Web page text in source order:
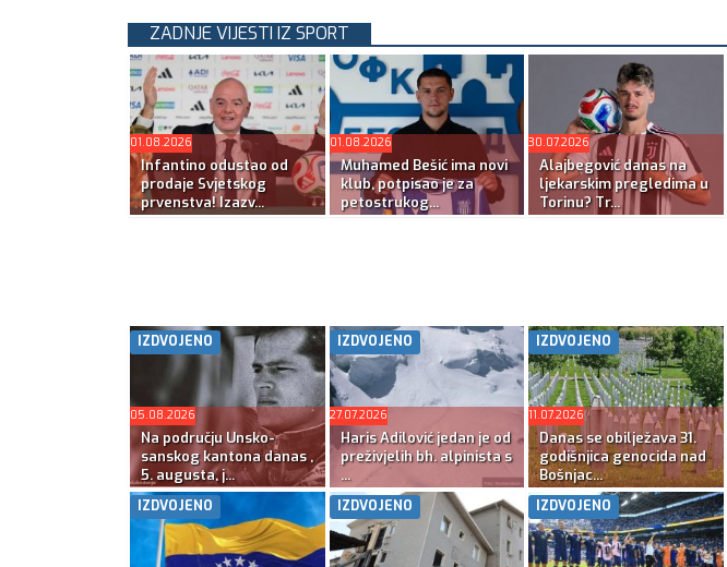
ZADNJE VIJESTI IZ SPORT
01.08.2026
Infantino odustao od
prodaje Svjetskog
prvenstva! Izazv...
01.08.2026
Muhamed Bešić ima novi
klub, potpisao je za
petostrukog...
30.07.2026
Alajbegović danas na
ljekarskim pregledima u
Torinu? Tr...
IZDVOJENO
05.08.2026
Na području Unsko-
sanskog kantona danas ,
5. augusta, j...
IZDVOJENO
27.07.2026
Haris Adilović jedan je od
preživjelih bh. alpinista s
...
IZDVOJENO
11.07.2026
Danas se obilježava 31.
godišnjica genocida nad
Bošnjac...
IZDVOJENO IZDVOJENO IZDVOJENO